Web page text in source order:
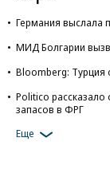
Германия выслала
МИД Болгарии
Bloomberg: Турция
Politico рассказало
запасов в ФРГ
Еще